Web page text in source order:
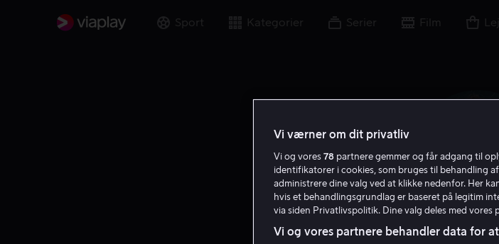
Sport Kategorier Serier Film
Vi værner om dit privatliv
Vi og vores 78 partnere gemmer og får adgang til
identifikatorer i cookies, som bruges til behandling
administrere dine valg ved at klikke nedenfor. Her
hvis et behandlingsgrundlag er baseret på legitim
via siden Privatlivspolitik. Dine valg deles med
Vi og vores partnere behandler data for